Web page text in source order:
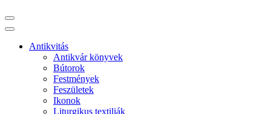
Antikvitás
Antikvár könyvek
Bútorok
Festmények
Feszületek
Ikonok
Liturgikus textiliák